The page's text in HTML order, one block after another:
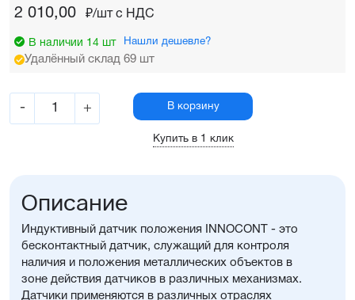
2 010,00 ₽/шт c НДС
В наличии 14 шт Нашли дешевле?
Удалённый склад 69 шт
- + В корзину
Купить в 1 клик
Описание
Индуктивный датчик положения INNOCONT - это
бесконтактный датчик, служащий для контроля
наличия и положения металлических объектов в
зоне действия датчиков в различных механизмах.
Датчики применяются в различных отраслях